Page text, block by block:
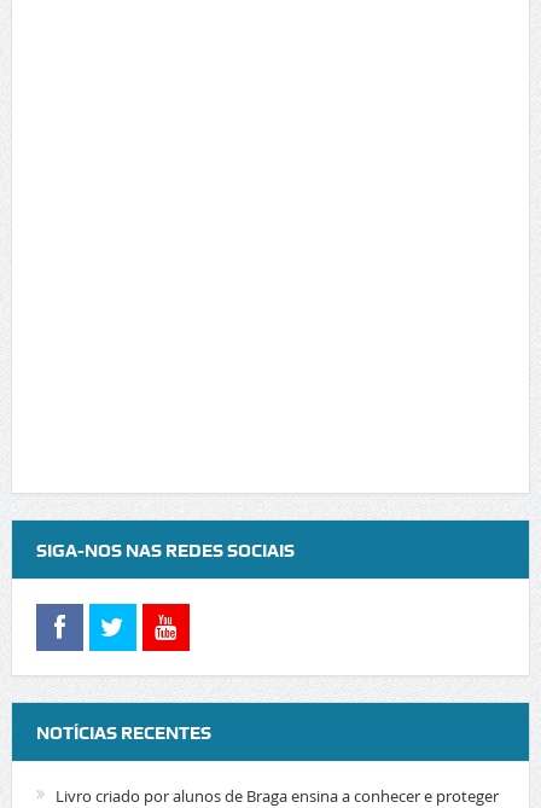
SIGA-NOS NAS REDES SOCIAIS
NOTÍCIAS RECENTES
Livro criado por alunos de Braga ensina a conhecer e proteger